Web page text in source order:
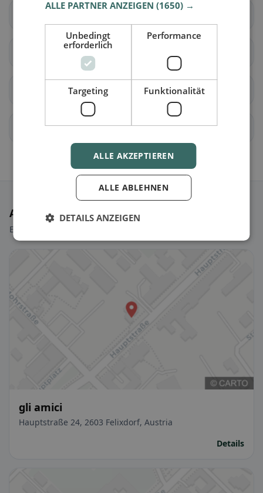
Markt Piesting
Muggendorf
Pernitz Rohr im Gebirge
Ausgewählte Restaurants
Ein paar Picks, um sofort loszulegen.
gli amici
Hauptstraße 24, 2603 Felixdorf, Austria
Details
ALLE PARTNER ANZEIGEN(1650) →
Unbedingt
erforderlich
Performance
Targeting Funktionalität
ALLE AKZEPTIEREN
ALLE ABLEHNEN
DETAILS ANZEIGEN